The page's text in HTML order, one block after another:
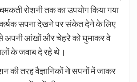
रोशनी तक का उपयोग किया गया
सपना देखने पर संकेत देने के लिए
अपनी आंखों और चेहरे को घुमाकर वे
के जवाब दे रहे थे।